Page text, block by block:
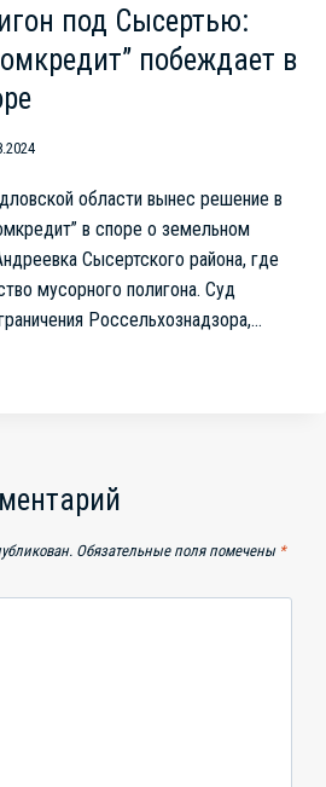
под Сысертью:
побеждает в
области вынес решение в
в споре о земельном
Сысертского района, где
мусорного полигона. Суд
Россельхознадзора,…
Обязательные поля помечены *